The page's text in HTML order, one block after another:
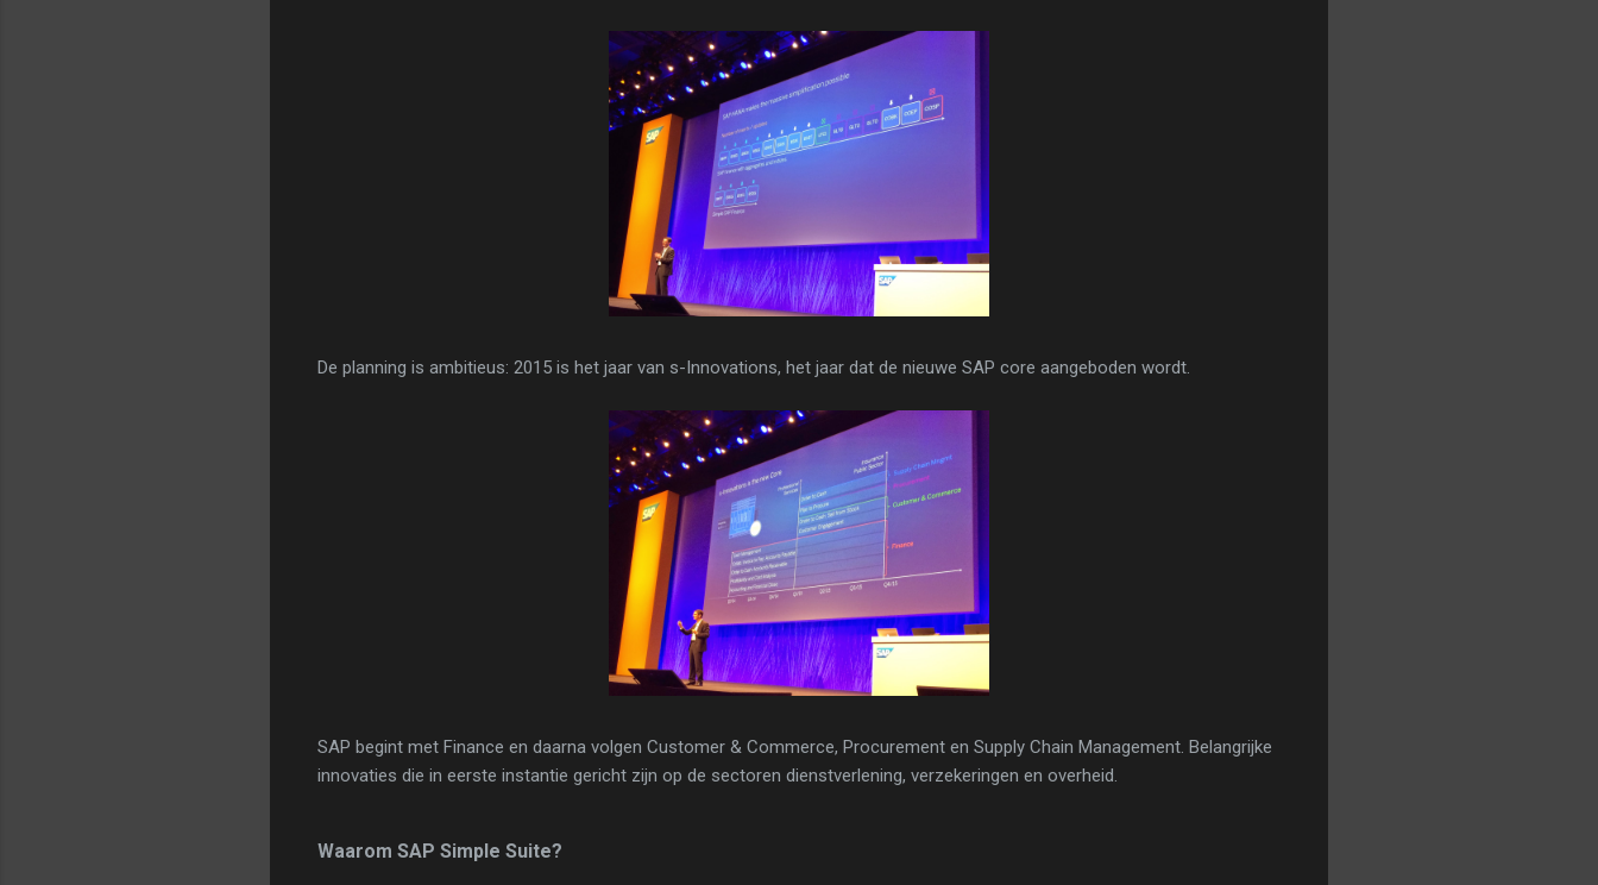
De planning is ambitieus: 2015 is het jaar van s-Innovations, het jaar dat de nieuwe SAP core aangeboden wordt.
SAP begint met Finance en daarna volgen Customer & Commerce, Procurement en Supply Chain Management. Belangrijke
innovaties die in eerste instantie gericht zijn op de sectoren dienstverlening, verzekeringen en overheid.
Waarom SAP Simple Suite?